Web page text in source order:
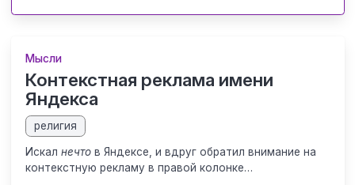
Мысли
Контекстная реклама имени
Яндекса
религия
Искал нечтов Яндексе, и вдруг обратил внимание на
контекстную рекламу в правой колонке…